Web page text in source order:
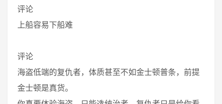
评论
上船容易下船难
评论
海盗低端的复仇者，体质甚至不如金士顿普条，前提
金士顿是真货。